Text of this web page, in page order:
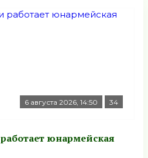
6 августа 2026, 14:50 34
юнармейская